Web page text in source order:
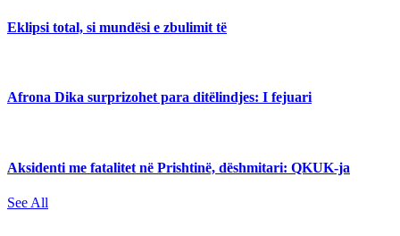
Eklipsi total, si mundësi e zbulimit të
Afrona Dika surprizohet para ditëlindjes: I fejuari
Aksidenti me fatalitet në Prishtinë, dëshmitari: QKUK-ja
See All